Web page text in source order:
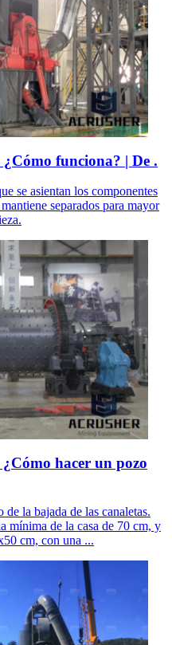
funciona? | De .
se asientan los componentes
separados para mayor
hacer un pozo
la bajada de las canaletas.
mínima de la casa de 70 cm, y
cm, con una ...